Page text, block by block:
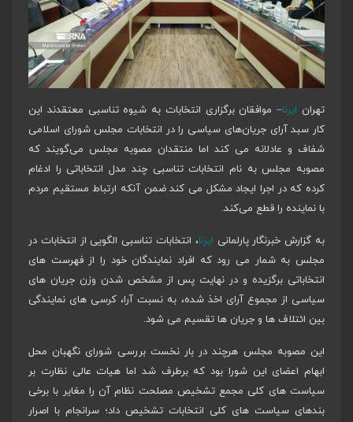
تهران ایرنا– موافقان برگزاری انتخابات به شیوه تناسبی معتقدند این
کار سبد آرای جریان‌های سیاسی را در انتخابات مجلس شورای اسلامی
شفاف و عادلانه می کند اما منتقدان مصوبه مجلس می‌گویند که
مصوبه مجلس به نام انتخابات تناسبی چند مدل انتخاباتی را ادغام
کرده که در اجرا ایجاد مشکل می کند ضمن آنکه ارتباط مستقیم مردم
با نماینده را قطع می‌کند.
به گزارش خبرنگار پارلمانی ایرنا، انتخابات تناسبی الگویی از انتخابات در
مجلس به شمار می رود که افراد نمایندگان خود را از فهرست های
انتخاباتی برگزیده و در نهایت پس از مشخص شدن وزن جریان های
سیاسی از مجموع آرای اخذ شده، به نسبت آرا، کرسی های نمایندگی
بین ائتلاف ها و جریان ها تقسیم می شود.
این مصوبه مجلس هرچند در بار نخست بررسی شورای نگهبان محل
ابهام اعضای این شورا بود که برطرف شد اما هیات عالی نظارت بر
سیاست های کلی مجمع تشخیص مصلحت نظام آن را مغایر با برخی
بندهای سیاست های کلی انتخابات تشخیص داد؛ سرانجام با اصرار